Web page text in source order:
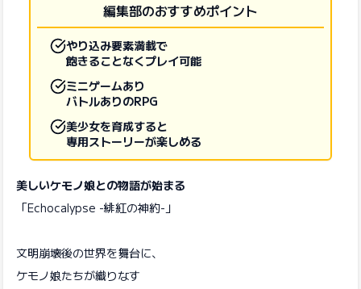
編集部のおすすめポイント
やり込み要素満載で
飽きることなくプレイ可能
ミニゲームあり
バトルありのRPG
美少女を育成すると
専用ストーリーが楽しめる
美しいケモノ娘との物語が始まる
「Echocalypse -緋紅の神約-」
文明崩壊後の世界を舞台に、
ケモノ娘たちが織りなす